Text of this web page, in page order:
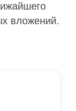
вложений.